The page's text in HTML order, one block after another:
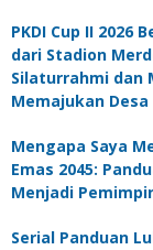
PKDI Cup II 2026
dari Stadion
Silaturrahmi dan
Memajukan
Mengapa Saya
Emas 2045:
Menjadi
Serial Panduan